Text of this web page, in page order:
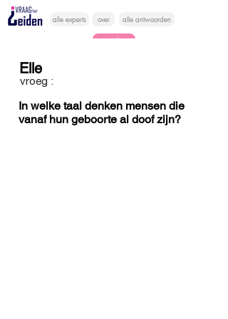
alle experts over alle antwoorden
vragen lessen
Elle
vroeg :
In welke taal denken mensen die
vanaf hun geboorte al doof zijn?